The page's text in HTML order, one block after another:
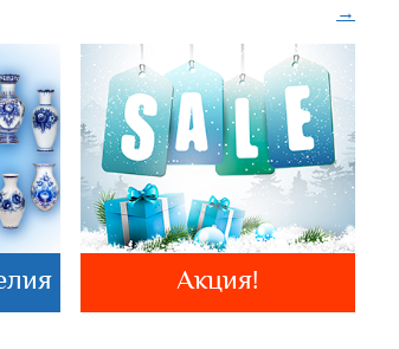
→
Акция!